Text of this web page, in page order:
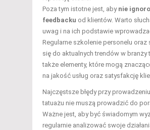
Poza tym istotne jest, aby nie
feedbacku od klientów. Warto
uwag i na ich podstawie
Regularne szkolenie personelu oraz
się do aktualnych trendów w branży
także elementy, które mogą
na jakość usług oraz satysfakcję
Najczęstsze błędy przy
tatuażu nie muszą prowadzić do
Ważne jest, aby być świadomym
regularnie analizować swoje